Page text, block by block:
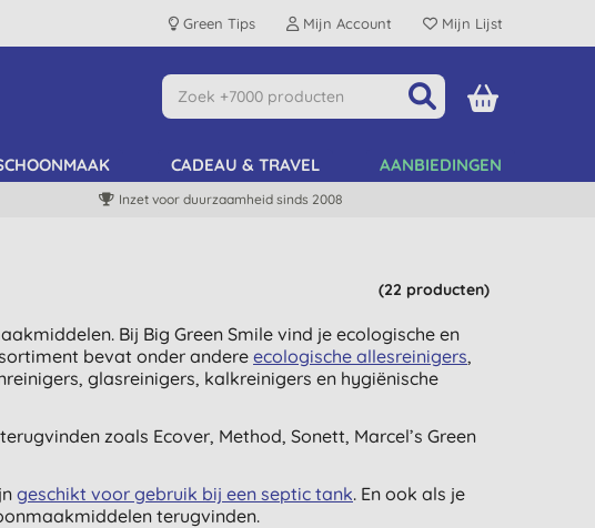
Green Tips Mijn Account Mijn Lijst
CADEAU & TRAVEL AANBIEDINGEN
Inzet voor duurzaamheid sinds 2008
(22 producten)
Bij Big Green Smile vind je ecologische en
bevat onder andere ecologische allesreinigers,
glasreinigers, kalkreinigers en hygiënische
zoals Ecover, Method, Sonett, Marcel’s Green
geschikt voor gebruik bij een septic tank. En ook als je
terugvinden.